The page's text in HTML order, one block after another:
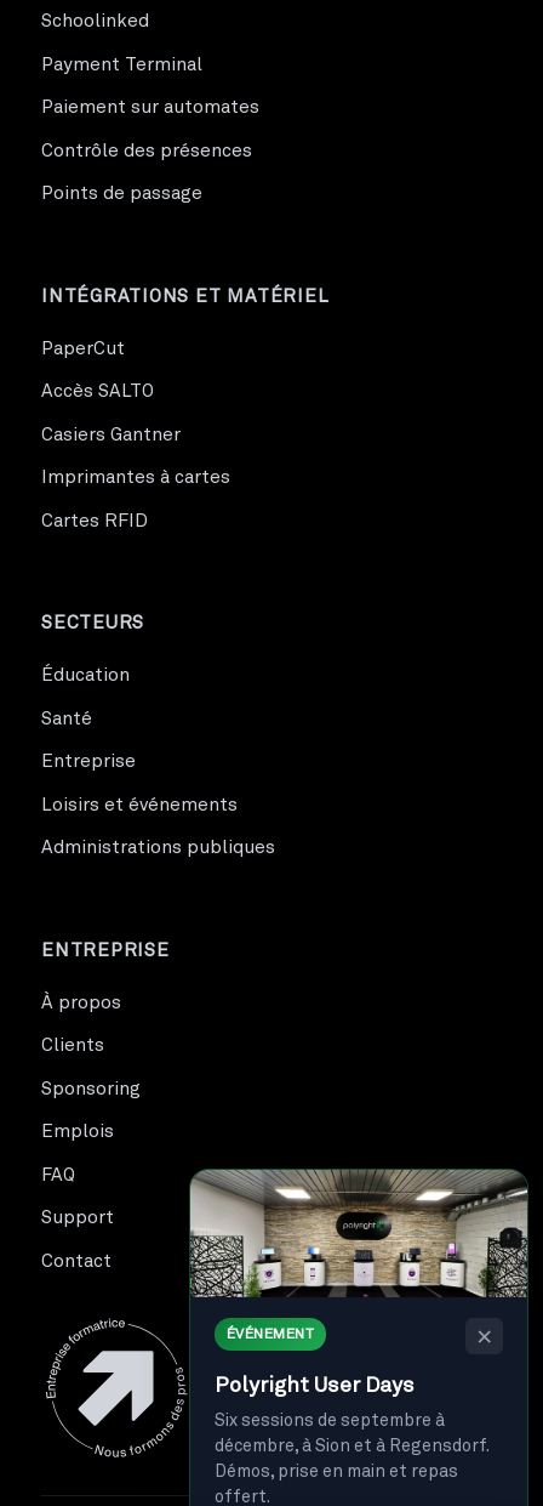
Schoolinked
Payment Terminal
Paiement sur automates
Contrôle des présences
Points de passage
INTÉGRATIONS ET MATÉRIEL
PaperCut
Accès SALTO
Casiers Gantner
Imprimantes à cartes
Cartes RFID
SECTEURS
Éducation
Santé
Entreprise
Loisirs et événements
Administrations publiques
ENTREPRISE
À propos
Clients
Sponsoring
Emplois
FAQ
Support
Contact
ÉVÉNEMENT ×
Polyright User Days
Six sessions de septembre à
décembre, à Sion et à Regensdorf.
Démos, prise en main et repas
offert.